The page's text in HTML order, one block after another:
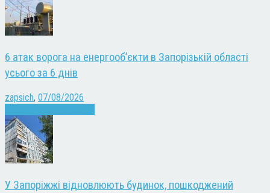
6 атак ворога на енергооб’єкти в Запорізькій області
усього за 6 днів
zapsich, 07/08/2026
У Запоріжжі відновлюють будинок, пошкоджений